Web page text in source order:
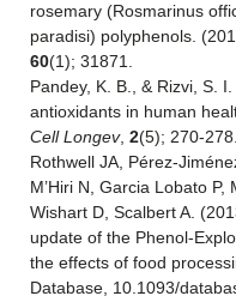
rosemary (Rosmarinus
paradisi) polyphenols.
60(1); 31871.
Pandey, K. B., & Rizvi, S.
antioxidants in human
Cell Longev, 2(5); 270-278.
Rothwell JA, Pérez-
M’Hiri N, Garcia Lobato
Wishart D, Scalbert A.
update of the Phenol-
the effects of food
Database, 10.1093/